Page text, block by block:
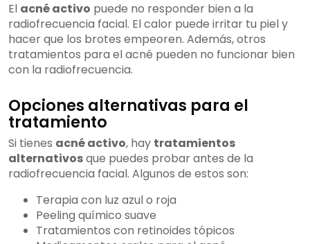
El acné activo puede no responder bien a la
radiofrecuencia facial. El calor puede irritar tu piel y
hacer que los brotes empeoren. Además, otros
tratamientos para el acné pueden no funcionar bien
con la radiofrecuencia.
Opciones alternativas para el
tratamiento
Si tienes acné activo, hay tratamientos
alternativosque puedes probar antes de la
radiofrecuencia facial. Algunos de estos son:
Terapia con luz azul o roja
Peeling químico suave
Tratamientos con retinoides tópicos